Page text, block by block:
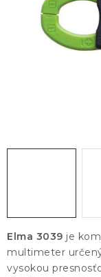
BLOG
Elma 3039 je
multimeter
vysokou